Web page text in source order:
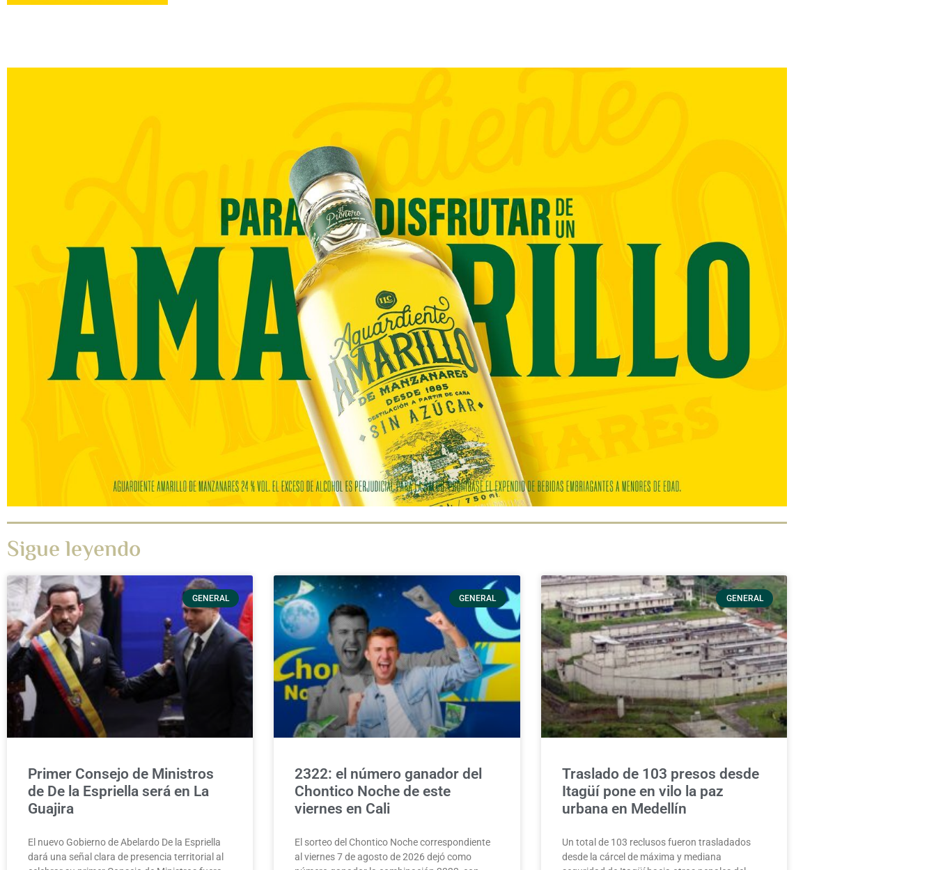
Sigue leyendo
GENERAL
Primer Consejo de Ministros
de De la Espriella será en La
Guajira
El nuevo Gobierno de Abelardo De la Espriella
dará una señal clara de presencia territorial al
GENERAL
2322: el número ganador del
Chontico Noche de este
viernes en Cali
El sorteo del Chontico Noche correspondiente
al viernes 7 de agosto de 2026 dejó como
GENERAL
Traslado de 103 presos desde
Itagüí pone en vilo la paz
urbana en Medellín
Un total de 103 reclusos fueron trasladados
desde la cárcel de máxima y mediana